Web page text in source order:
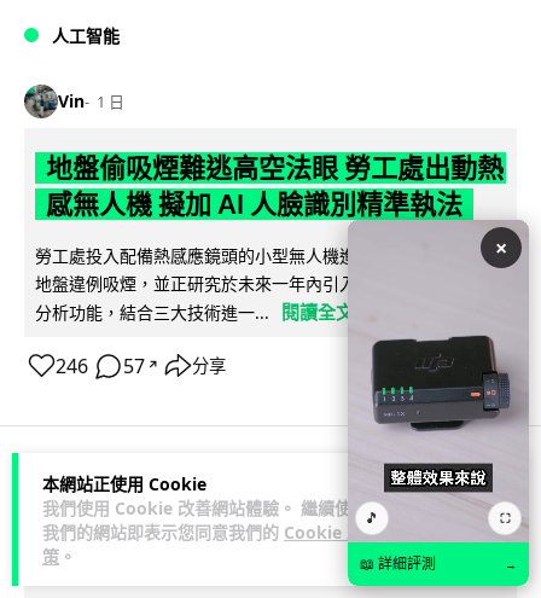
本網站正使用 Cookie
我們使用 Cookie 改善網站體驗。 繼續使用
我們的網站即表示您同意我們的 Cookie 政
策 。
人工智能
Vin 1 日
地盤偷吸煙難逃高空法眼 勞工處出動熱
感無人機 擬加 AI 人臉識別精準執法
勞工處投入配備熱感應鏡頭的小型無人機進行高空巡邏以打擊
地盤違例吸煙，並正研究於未來一年內引入 AI 人臉識別與行為
分析功能，結合三大技術進一...
閱讀全文
246 57 ↗ 分享
人工智能
Lawton
×
🎵 ⛶
📖 詳細評測 →